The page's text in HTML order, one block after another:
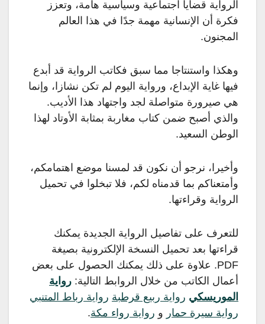
الرواية قضايا اجتماعية وسياسية هامة، وتعزز
فكرة أن الإنسانية مهمة جدًا في هذا العالم
المجنون.
وهكذا واستنتاجا مما سبق فكاتب الرواية قد أبدع
فيها غاية الإبداع، ورواية اليوم لم تكن نشازا، وإنما
هي صيرورة متواصلة لجد واجتهاد هذا الأديب.
والذي أصبح ضمن كتاب مغاربة بمثابة الأوتاد لهذا
الوطن السعيد.
وأخيرا، نرجو أن نكون قد لمسنا موضع اهتمامكم،
وأمتعناكم بما قدمناه لكم، فلا تبخلوا في تحميل
الرواية وقراءتها.
للتعرف على تفاصيل الرواية الجديدة يمكنك
قراءتها بعد تحميل النسخة الإلكترونية بصيغة
PDF. علاوة على ذلك يمكنك الحصول على بعض
أعمال الكاتب من خلال الروابط التالية: رواية
الموريسكي رواية ربيع قرطبة رواية رباط المتنبي
رواية سيرة حمار و رواية رواء مكة.